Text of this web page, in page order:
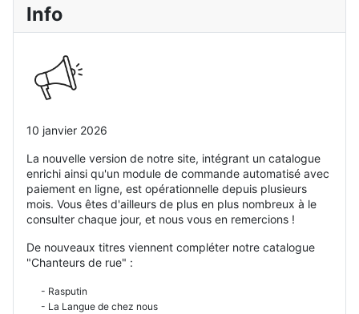
Info
10 janvier 2026
La nouvelle version de notre site, intégrant un catalogue
enrichi ainsi qu'un module de commande automatisé avec
paiement en ligne, est opérationnelle depuis plusieurs
mois. Vous êtes d'ailleurs de plus en plus nombreux à le
consulter chaque jour, et nous vous en remercions !
De nouveaux titres viennent compléter notre catalogue
"Chanteurs de rue" :
- Rasputin
- La Langue de chez nous